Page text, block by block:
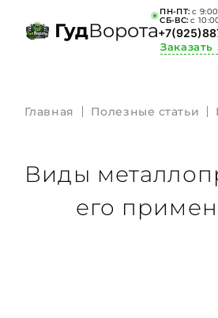
ГудВорота
ПН-ПТ: c
СБ-ВС: c
Заказать
ПОРТФОЛИО
КАЛЬКУЛЯТОР
Главная Полезные статьи
Виды
его